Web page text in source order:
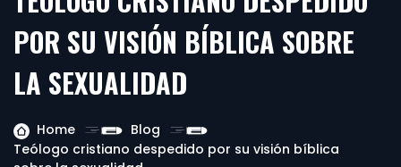
POR SU VISIÓN BÍBLICA SOBRE
LA SEXUALIDAD
Home
Blog
Teólogo cristiano despedido por su visión bíblica